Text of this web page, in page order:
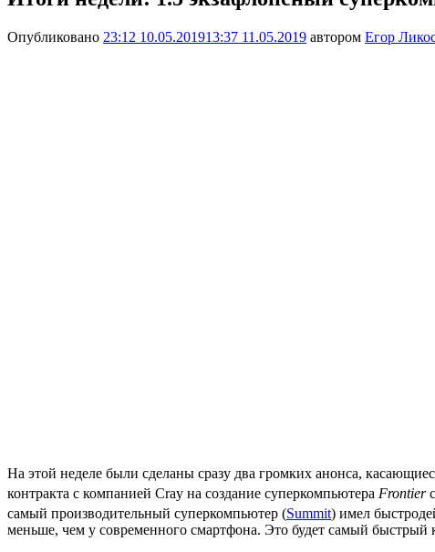
Опубликовано 23:12 10.05.201913:37 11.05.2019 автором Егор
На этой неделе были сделаны сразу два громких анонса,
контракта с компанией Cray на создание суперкомпьютера Frontier
самый производительный суперкомпьютер (Summit) имел
меньше, чем у современного смартфона. Это будет самый